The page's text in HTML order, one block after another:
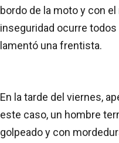
bordo de la moto y con el
inseguridad ocurre todos
lamentó una frentista.
En la tarde del viernes,
este caso, un hombre
golpeado y con